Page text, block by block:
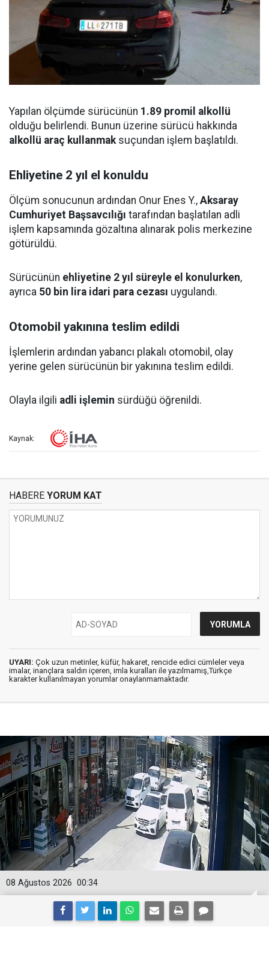
Yapılan ölçümde sürücünün 1.89 promil alkollü
olduğu belirlendi. Bunun üzerine sürücü hakkında
alkollü araç kullanmaksuçundan işlem başlatıldı.
Ehliyetine 2 yıl el konuldu
Ölçüm sonucunun ardından Onur Enes Y., Aksaray
Cumhuriyet Başsavcılığı tarafından başlatılan adli
işlem kapsamında gözaltına alınarak polis merkezine
götürüldü.
Sürücünün ehliyetine 2 yıl süreyle el konulurken,
ayrıca 50 bin lira idari para cezası uygulandı.
Otomobil yakınına teslim edildi
İşlemlerin ardından yabancı plakalı otomobil, olay
yerine gelen sürücünün bir yakınına teslim edildi.
Olayla ilgili adli işlemin sürdüğü öğrenildi.
Kaynak:
HABERE YORUM KAT
UYARI: Çok uzun metinler, küfür, hakaret, rencide edici cümleler veya
imalar, inançlara saldırı içeren, imla kuralları ile yazılmamış,Türkçe
karakter kullanılmayan yorumlar onaylanmamaktadır.
00:34
08 Ağustos 2026